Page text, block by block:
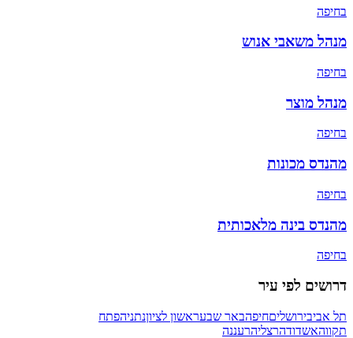
בחיפה
מנהל משאבי אנוש
בחיפה
מנהל מוצר
בחיפה
מהנדס מכונות
בחיפה
מהנדס בינה מלאכותית
בחיפה
דרושים לפי עיר
תל אביבירושליםחיפהבאר שבעראשון לציוןנתניהפתח
תקווהאשדודהרצליהרעננה